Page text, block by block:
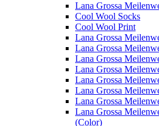
Lana Grossa
Cool Wool Socks
Cool Wool Print
Lana Grossa
Lana Grossa
Lana Grossa
Lana Grossa
Lana Grossa
Lana Grossa
Lana Grossa
Lana Grossa
(Color)